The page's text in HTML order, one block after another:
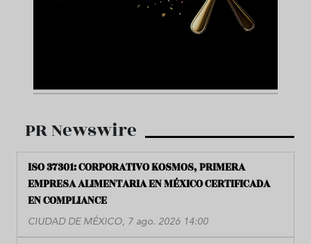
PR Newswire
ISO 37301: CORPORATIVO KOSMOS, PRIMERA
EMPRESA ALIMENTARIA EN MÉXICO CERTIFICADA
EN COMPLIANCE
CIUDAD DE MÉXICO, 7 ago. 2026 14:00